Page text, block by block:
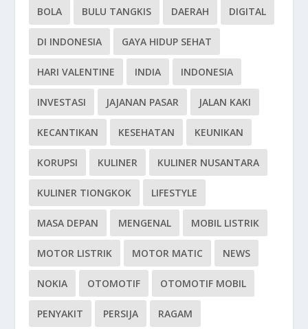
BOLA BULU TANGKIS DAERAH DIGITAL
DI INDONESIA GAYA HIDUP SEHAT
HARI VALENTINE INDIA INDONESIA
INVESTASI JAJANAN PASAR JALAN KAKI
KECANTIKAN KESEHATAN KEUNIKAN
KORUPSI KULINER KULINER NUSANTARA
KULINER TIONGKOK LIFESTYLE
MASA DEPAN MENGENAL MOBIL LISTRIK
MOTOR LISTRIK MOTOR MATIC NEWS
NOKIA OTOMOTIF OTOMOTIF MOBIL
PENYAKIT PERSIJA RAGAM